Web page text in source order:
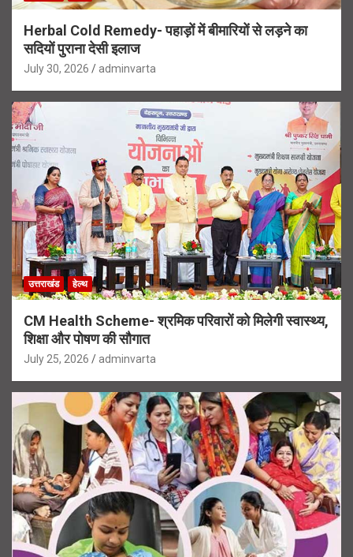
Herbal Cold Remedy- पहाड़ों में बीमारियों से लड़ने का
सदियों पुराना देसी इलाज
July 30, 2026 adminvarta
उत्तराखंड हेल्थ
CM Health Scheme- श्रमिक परिवारों को मिलेगी स्वास्थ्य,
शिक्षा और पोषण की सौगात
July 25, 2026 adminvarta